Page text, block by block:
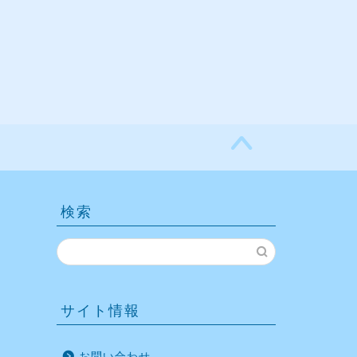
検索
サイト情報